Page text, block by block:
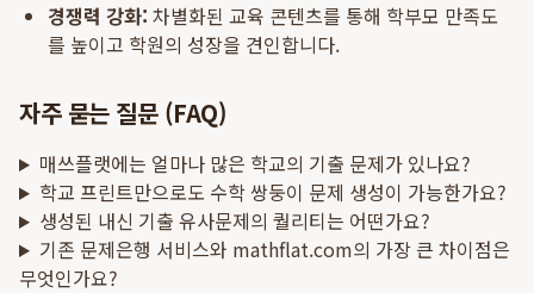
경쟁력 강화: 차별화된 교육 콘텐츠를 통해 학부모 만족도
를 높이고 학원의 성장을 견인합니다.
자주 묻는 질문 (FAQ)
매쓰플랫에는 얼마나 많은 학교의 기출 문제가 있나요?
학교 프린트만으로도 수학 쌍둥이 문제 생성이 가능한가요?
생성된 내신 기출 유사문제의 퀄리티는 어떤가요?
기존 문제은행 서비스와 mathflat.com의 가장 큰 차이점은
무엇인가요?